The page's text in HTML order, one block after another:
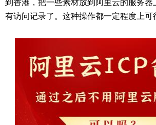
到香港，把一些素材放到阿里云的服务器
有访问记录了。这种操作都一定程度上可